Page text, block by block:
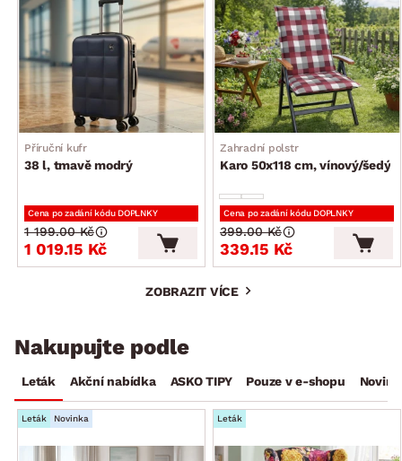
Příruční kufr
38 l, tmavě modrý
Cena po zadání kódu DOPLNKY
1 019.15 Kč
1 199.00 Kč
Zahradní polstr
Karo 50x118 cm, vínový/šedý
Cena po zadání kódu DOPLNKY
339.15 Kč
399.00 Kč
ZOBRAZIT VÍCE
Nakupujte podle
Leták Akční nabídka ASKO TIPY Pouze v e-shopu
Leták Novinka Leták